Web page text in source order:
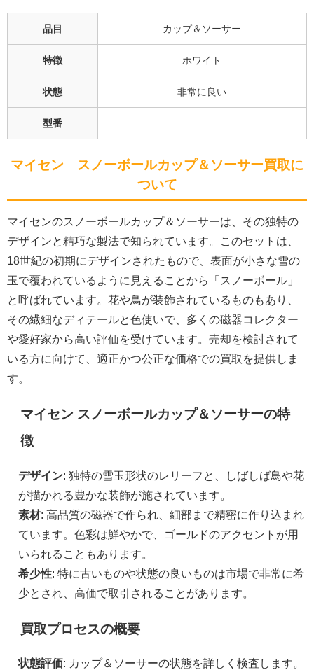
品目 カップ＆ソーサー
特徴 ホワイト
状態 非常に良い
型番
マイセン スノーボールカップ＆ソーサー買取に
ついて
マイセンのスノーボールカップ＆ソーサーは、その独特の
デザインと精巧な製法で知られています。このセットは、
18世紀の初期にデザインされたもので、表面が小さな雪の
玉で覆われているように見えることから「スノーボール」
と呼ばれています。花や鳥が装飾されているものもあり、
その繊細なディテールと色使いで、多くの磁器コレクター
や愛好家から高い評価を受けています。売却を検討されて
いる方に向けて、適正かつ公正な価格での買取を提供しま
す。
マイセン スノーボールカップ＆ソーサーの特
徴
デザイン: 独特の雪玉形状のレリーフと、しばしば鳥や花
が描かれる豊かな装飾が施されています。
素材: 高品質の磁器で作られ、細部まで精密に作り込まれ
ています。色彩は鮮やかで、ゴールドのアクセントが用
いられることもあります。
希少性: 特に古いものや状態の良いものは市場で非常に希
少とされ、高価で取引されることがあります。
買取プロセスの概要
状態評価: カップ＆ソーサーの状態を詳しく検査します。